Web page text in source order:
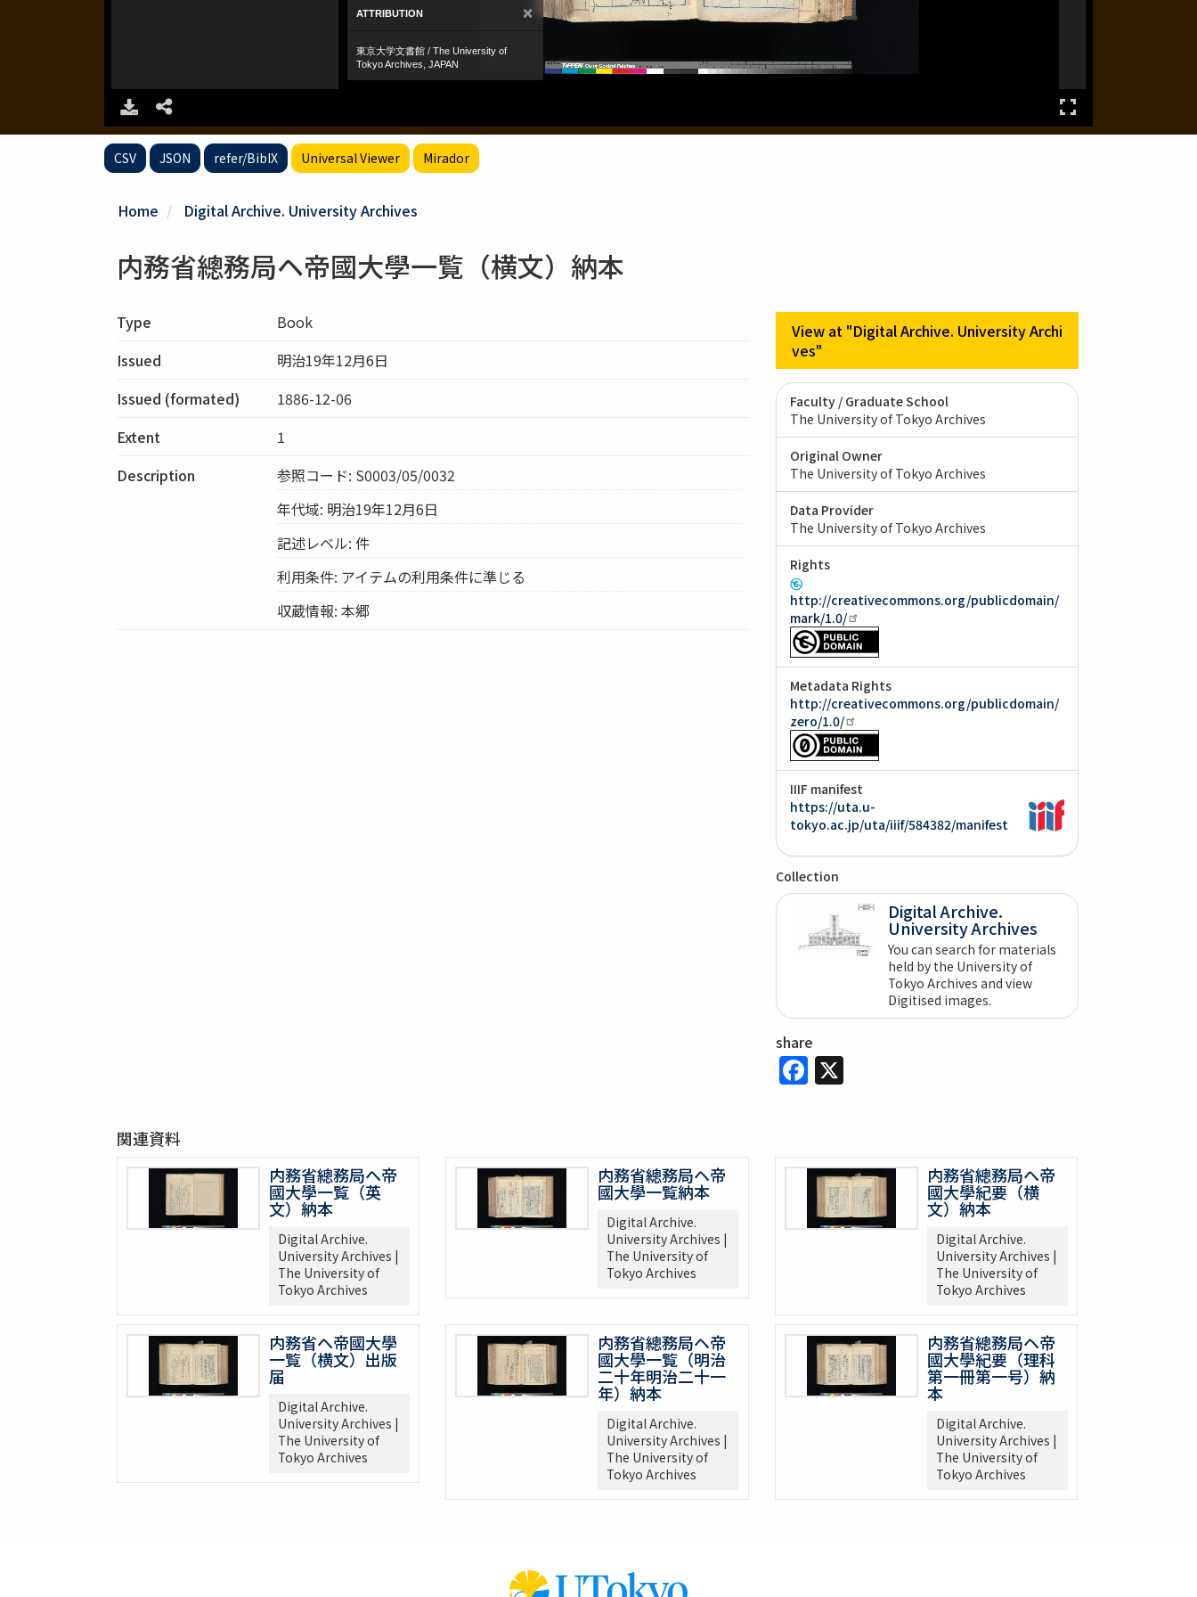
CSV JSON refer/BibIX Universal Viewer Mirador
Home Digital Archive. University Archives
内務省總務局ヘ帝國大學一覧（横文）納本
Type
Book
Issued
明治19年12月6日
Issued (formated)
1886-12-06
Extent
1
Description
参照コード: S0003/05/0032
年代域: 明治19年12月6日
記述レベル: 件
利用条件: アイテムの利用条件に準じる
収蔵情報: 本郷
View at "Digital Archive. University Archi
ves"
Faculty / Graduate School
The University of Tokyo Archives
Original Owner
The University of Tokyo Archives
Data Provider
The University of Tokyo Archives
Rights
http://creativecommons.org/publicdomain/
mark/1.0/
Metadata Rights
http://creativecommons.org/publicdomain/
zero/1.0/
IIIF manifest
https://uta.u-
tokyo.ac.jp/uta/iiif/584382/manifest
Collection
Digital Archive.
University Archives
You can search for materials
held by the University of
Tokyo Archives and view
Digitised images.
share
Facebook
X
関連資料
内務省總務局ヘ帝
國大學一覧（英
文）納本
Digital Archive.
University Archives |
The University of
Tokyo Archives
内務省總務局ヘ帝
國大學一覧納本
Digital Archive.
University Archives |
The University of
Tokyo Archives
内務省總務局ヘ帝
國大學紀要（横
文）納本
Digital Archive.
University Archives |
The University of
Tokyo Archives
内務省ヘ帝國大學
一覧（横文）出版
届
Digital Archive.
University Archives |
The University of
Tokyo Archives
内務省總務局ヘ帝
國大學一覧（明治
二十年明治二十一
年）納本
Digital Archive.
University Archives |
The University of
Tokyo Archives
内務省總務局ヘ帝
國大學紀要（理科
第一冊第一号）納
本
Digital Archive.
University Archives |
The University of
Tokyo Archives